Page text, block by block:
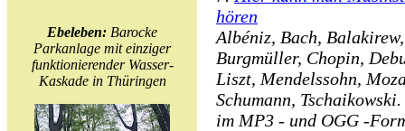
Ebeleben: Barocke
Parkanlage mit einziger
funktionierender Wasser-
Kaskade in Thüringen
hören
Albéniz, Bach,
Burgmüller, Chopin,
Liszt, Mendelssohn,
Schumann,
im MP3 - und OGG -